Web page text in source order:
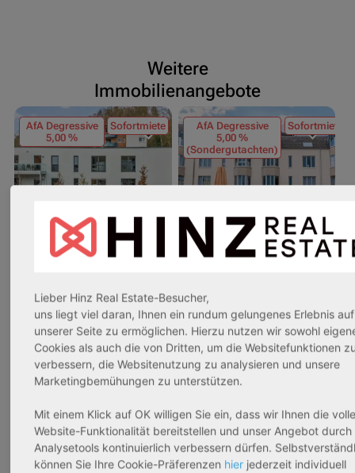
Weitere
Immobilienangebote
AfA Degressive
5,00 %
Sofortmiete
32602 Vlotho
Rendite:
3,42 %
Assetklasse:
Pflegeapartment
Bestandsobjekt
Gesamtfläche:
54,53 m² - 62,96 m²
AfA Degressive
5,00 %
(Sondergutachten)
Sofortmiete
53840 Troisdorf
Rendite:
3,70 %
Assetklasse:
Betreutes Wohnen
Bestandsobjekt
Gesamtfläche:
87,17 m² - 153,66 m²
Lieber Hinz Real Estate-Besucher,
uns liegt viel daran, Ihnen ein rundum gelungenes Erlebnis auf
unserer Seite zu ermöglichen. Hierzu nutzen wir sowohl
Cookies als auch die von Dritten, um die Websitefunktionen
verbessern, die Websitenutzung zu analysieren und unsere
Marketingbemühungen zu unterstützen.
Mit einem Klick auf OK willigen Sie ein, dass wir Ihnen die
Website-Funktionalität bereitstellen und unser Angebot durch
Analysetools kontinuierlich verbessern dürfen.
können Sie Ihre Cookie-Präferenzen hier jederzeit individuell